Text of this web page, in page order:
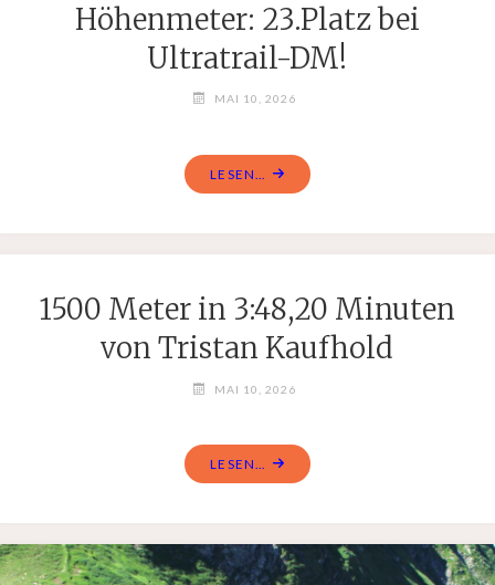
Höhenmeter: 23.Platz bei
Ultratrail-DM!
MAI 10, 2026
LESEN...
1500 Meter in 3:48,20 Minuten
von Tristan Kaufhold
MAI 10, 2026
LESEN...